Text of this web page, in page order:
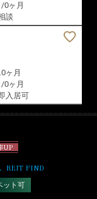
/0ヶ月
談
ヶ月
/0ヶ月
入居可
UP
、REIT FIND
ット可